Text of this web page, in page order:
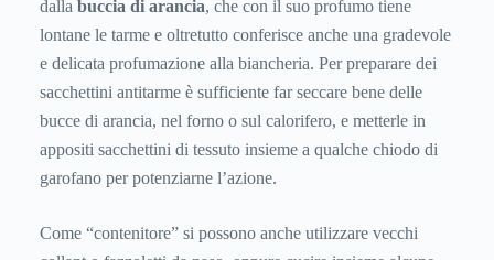
dalla buccia di arancia, che con il suo profumo tiene
lontane le tarme e oltretutto conferisce anche una gradevole
e delicata profumazione alla biancheria. Per preparare dei
sacchettini antitarme è sufficiente far seccare bene delle
bucce di arancia, nel forno o sul calorifero, e metterle in
appositi sacchettini di tessuto insieme a qualche chiodo di
garofano per potenziarne l’azione.
Come “contenitore” si possono anche utilizzare vecchi